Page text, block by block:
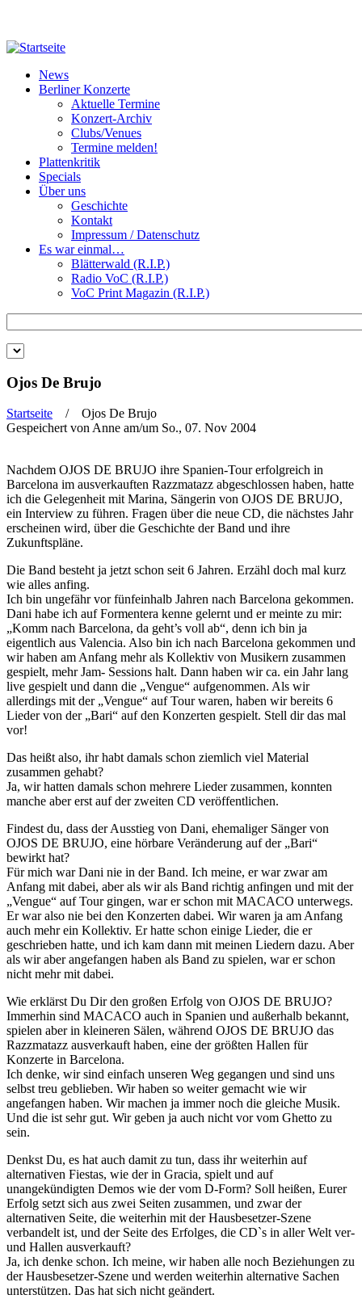
News
Berliner Konzerte
Aktuelle Termine
Konzert-Archiv
Clubs/Venues
Termine melden!
Plattenkritik
Specials
Über uns
Geschichte
Kontakt
Impressum / Datenschutz
Es war einmal…
Blätterwald (R.I.P.)
Radio VoC (R.I.P.)
VoC Print Magazin (R.I.P.)
Ojos De Brujo
Sie sind hier
Startseite / Ojos De Brujo
Gespeichert vonAnne am/um So., 07. Nov 2004
Nachdem OJOS DE BRUJO ihre Spanien-Tour erfolgreich in
Barcelona im ausverkauften Razzmatazz abgeschlossen haben, hatte
ich die Gelegenheit mit Marina, Sängerin von OJOS DE BRUJO,
ein Interview zu führen. Fragen über die neue CD, die nächstes Jahr
erscheinen wird, über die Geschichte der Band und ihre
Zukunftspläne.
Die Band besteht ja jetzt schon seit 6 Jahren. Erzähl doch mal kurz
wie alles anfing.
Ich bin ungefähr vor fünfeinhalb Jahren nach Barcelona gekommen.
Dani habe ich auf Formentera kenne gelernt und er meinte zu mir:
„Komm nach Barcelona, da geht’s voll ab“, denn ich bin ja
eigentlich aus Valencia. Also bin ich nach Barcelona gekommen und
wir haben am Anfang mehr als Kollektiv von Musikern zusammen
gespielt, mehr Jam- Sessions halt. Dann haben wir ca. ein Jahr lang
live gespielt und dann die „Vengue“ aufgenommen. Als wir
allerdings mit der „Vengue“ auf Tour waren, haben wir bereits 6
Lieder von der „Bari“ auf den Konzerten gespielt. Stell dir das mal
vor!
Das heißt also, ihr habt damals schon ziemlich viel Material
zusammen gehabt?
Ja, wir hatten damals schon mehrere Lieder zusammen, konnten
manche aber erst auf der zweiten CD veröffentlichen.
Findest du, dass der Ausstieg von Dani, ehemaliger Sänger von
OJOS DE BRUJO, eine hörbare Veränderung auf der „Bari“
bewirkt hat?
Für mich war Dani nie in der Band. Ich meine, er war zwar am
Anfang mit dabei, aber als wir als Band richtig anfingen und mit der
„Vengue“ auf Tour gingen, war er schon mit MACACO unterwegs.
Er war also nie bei den Konzerten dabei. Wir waren ja am Anfang
auch mehr ein Kollektiv. Er hatte schon einige Lieder, die er
geschrieben hatte, und ich kam dann mit meinen Liedern dazu. Aber
als wir aber angefangen haben als Band zu spielen, war er schon
nicht mehr mit dabei.
Wie erklärst Du Dir den großen Erfolg von OJOS DE BRUJO?
Immerhin sind MACACO auch in Spanien und außerhalb bekannt,
spielen aber in kleineren Sälen, während OJOS DE BRUJO das
Razzmatazz ausverkauft haben, eine der größten Hallen für
Konzerte in Barcelona.
Ich denke, wir sind einfach unseren Weg gegangen und sind uns
selbst treu geblieben. Wir haben so weiter gemacht wie wir
angefangen haben. Wir machen ja immer noch die gleiche Musik.
Und die ist sehr gut. Wir geben ja auch nicht vor vom Ghetto zu
sein.
Denkst Du, es hat auch damit zu tun, dass ihr weiterhin auf
alternativen Fiestas, wie der in Gracia, spielt und auf
unangekündigten Demos wie der vom D-Form? Soll heißen, Eurer
Erfolg setzt sich aus zwei Seiten zusammen, und zwar der
alternativen Seite, die weiterhin mit der Hausbesetzer-Szene
verbandelt ist, und der Seite des Erfolges, die CD`s in aller Welt ver-
und Hallen ausverkauft?
Ja, ich denke schon. Ich meine, wir haben alle noch Beziehungen zu
der Hausbesetzer-Szene und werden weiterhin alternative Sachen
unterstützen. Das hat sich nicht geändert.